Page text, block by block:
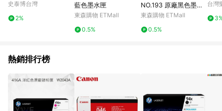
行申訴，恕無法贈點回饋。 10. 部分點數紅包僅限指定商品使
用，或不適用於無回饋商品。各點數紅包之適用商品與使用條件
請依點數紅包頁面規則為準。
色
史泰博台灣
2%
藍色墨水匣
東森購物 ETMall
0.5%
NO.193 原廠黑色墨水
匣
東森購物 ETMall
0.5%
0
台灣
熱銷排行榜